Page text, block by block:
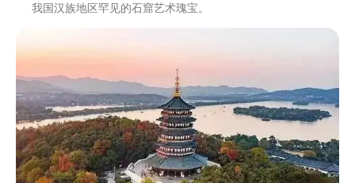
我国汉族地区罕见的石窟艺术瑰宝。